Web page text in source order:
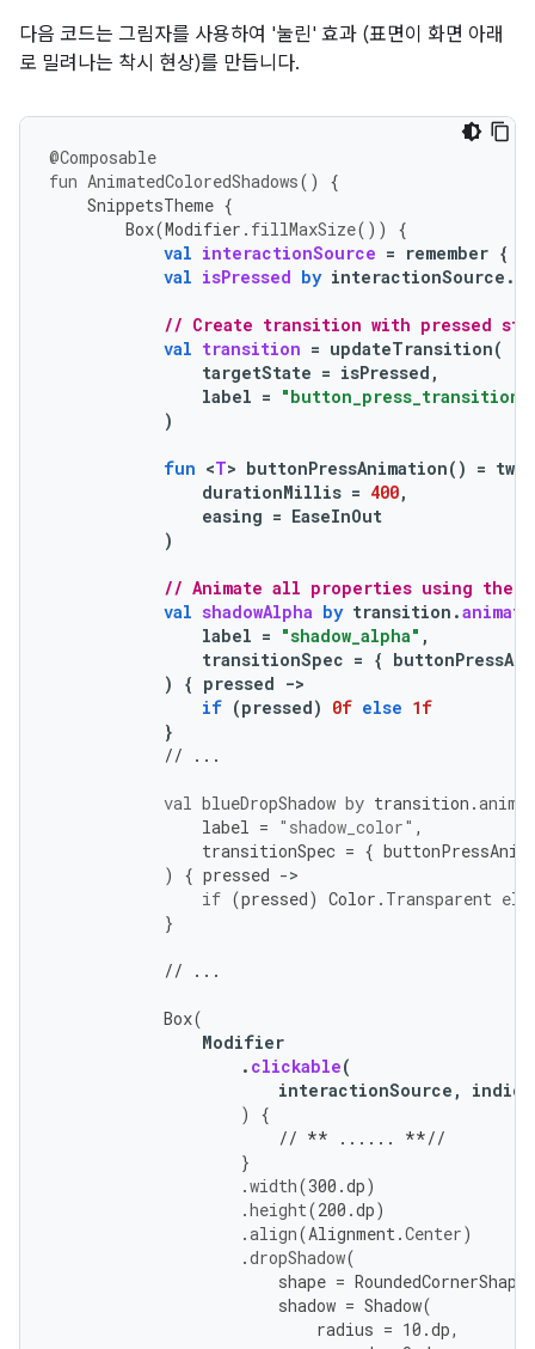
다음 코드는 그림자를 사용하여 '눌린' 효과 (표면이 화면 아래
로 밀려나는 착시 현상)를 만듭니다.
@Composable
fun AnimatedColoredShadows()
{
SnippetsTheme {
Box(Modifier . fillMaxSize())
{
val interactionSource = remember {
val isPressed by interactionSource .
// Create transition with pressed
val transition = updateTransition(
targetState = isPressed ,
label = "button_press_transition"
)
fun <T> buttonPressAnimation() =
durationMillis = 400,
easing = EaseInOut
)
// Animate all properties using the
val shadowAlpha by transition .
label = "shadow_alpha" ,
transitionSpec = {
)
{ pressed ->
if (pressed) 0f else 1f
}
// ...
val blueDropShadow by transition .
label
= "shadow_color" ,
transitionSpec = {
)
{ pressed -
if (pressed) Color . Transparent
}
// ...
Box(
Modifier
. clickable(
interactionSource ,
)
{
// ** ...... **//
}
.width(300.dp)
.height(200.dp)
.align(Alignment .Center)
.dropShadow(
shape = RoundedCornerShape
shadow = Shadow(
radius = 10.dp,